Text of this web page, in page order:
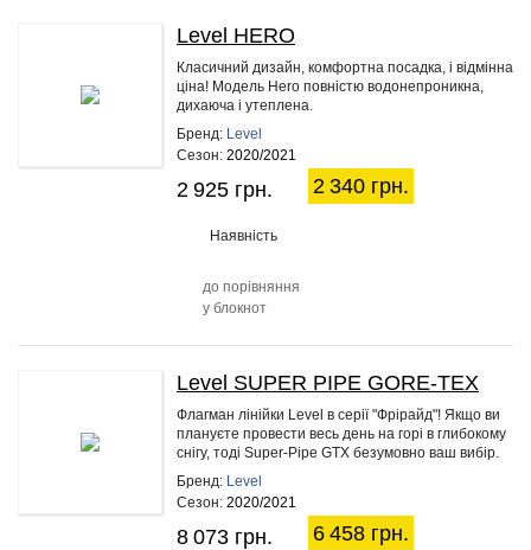
Level HERO
Класичний дизайн, комфортна посадка, і відмінна
ціна! Модель Hero повністю водонепроникна,
дихаюча і утеплена.
Бренд: Level
Сезон: 2020/2021
2 925 грн. 2 340 грн.
Наявність
до порівняння
у блокнот
Level SUPER PIPE GORE-TEX
Флагман лінійки Level в серії "Фрірайд"! Якщо ви
плануєте провести весь день на горі в глибокому
снігу, тоді Super-Pipe GTX безумовно ваш вибір.
Ціла…
Бренд: Level
Сезон: 2020/2021
8 073 грн. 6 458 грн.